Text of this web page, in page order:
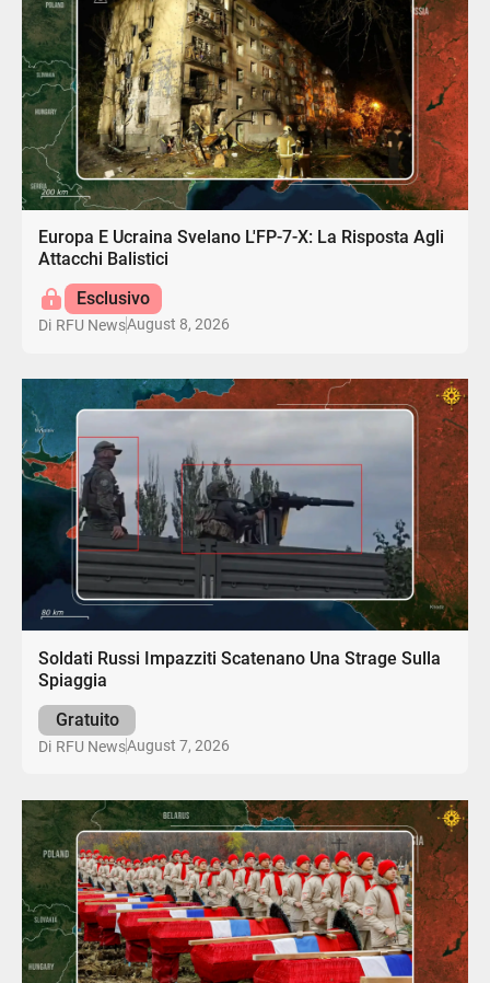
Europa E Ucraina Svelano L'FP-7-X: La Risposta Agli
Attacchi Balistici
Esclusivo
Di RFU NewsAugust 8, 2026
Soldati Russi Impazziti Scatenano Una Strage Sulla
Spiaggia
Gratuito
Di RFU NewsAugust 7, 2026